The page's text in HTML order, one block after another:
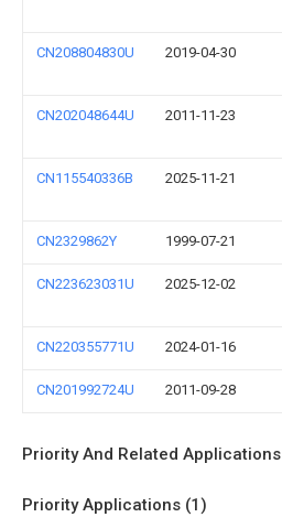
CN208804830U 2019-04-30
CN202048644U 2011-11-23
CN115540336B 2025-11-21
CN2329862Y 1999-07-21
CN223623031U 2025-12-02
CN220355771U 2024-01-16
CN201992724U 2011-09-28
Priority And Related Applications
Priority Applications (1)